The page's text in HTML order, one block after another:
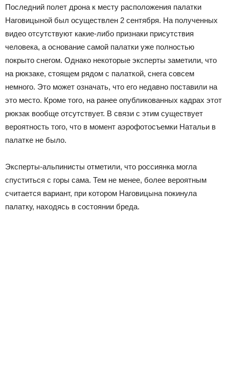
Последний полет дрона к месту расположения палатки
Наговицыной был осуществлен 2 сентября. На полученных
видео отсутствуют какие-либо признаки присутствия
человека, а основание самой палатки уже полностью
покрыто снегом. Однако некоторые эксперты заметили, что
на рюкзаке, стоящем рядом с палаткой, снега совсем
немного. Это может означать, что его недавно поставили на
это место. Кроме того, на ранее опубликованных кадрах этот
рюкзак вообще отсутствует. В связи с этим существует
вероятность того, что в момент аэрофотосъемки Натальи в
палатке не было.
Эксперты-альпинисты отметили, что россиянка могла
спуститься с горы сама. Тем не менее, более вероятным
считается вариант, при котором Наговицына покинула
палатку, находясь в состоянии бреда.